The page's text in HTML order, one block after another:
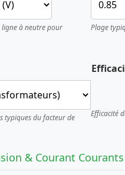
ligne à neutre pour
Plage
typiques du facteur de
Efficacité
& Courant Courants